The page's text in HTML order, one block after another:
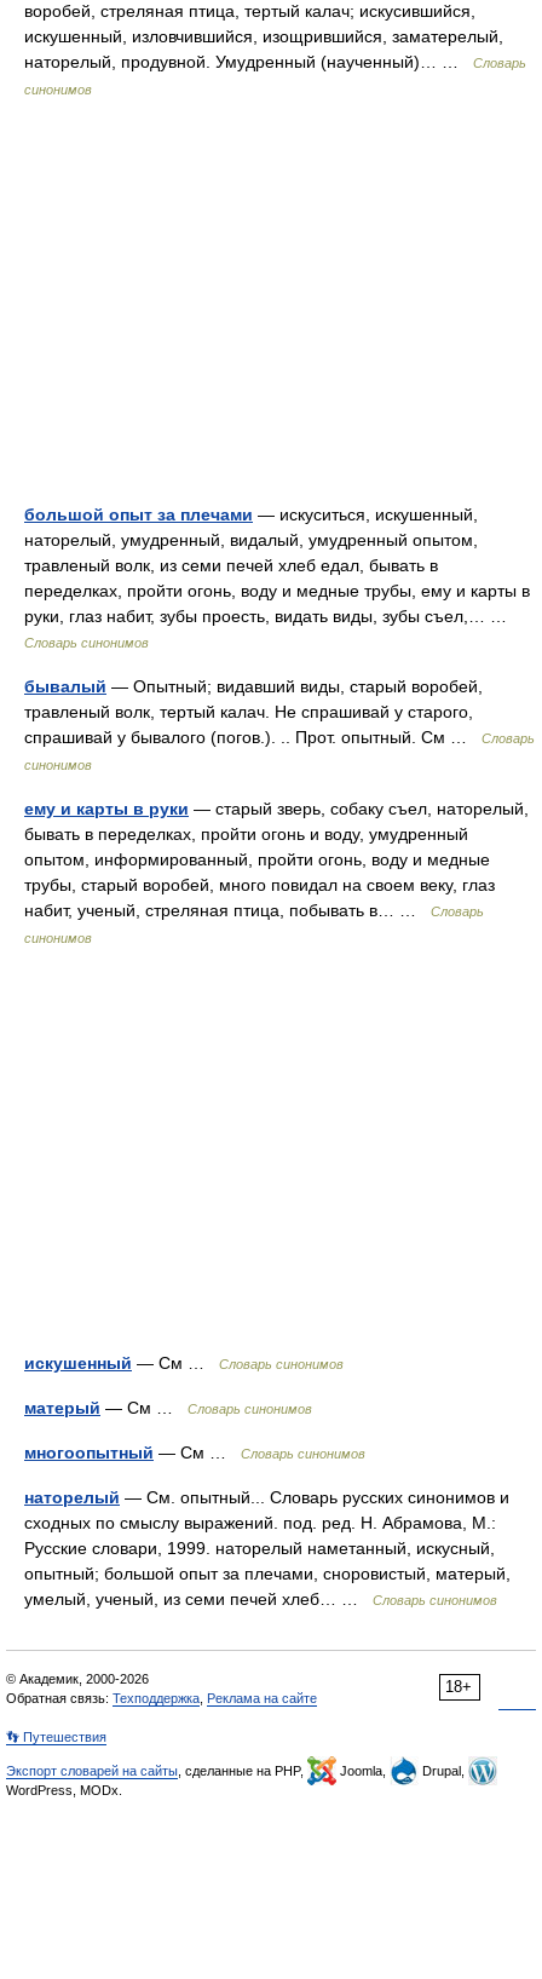
воробей, стреляная птица, тертый калач; искусившийся,
искушенный, изловчившийся, изощрившийся, заматерелый,
наторелый, продувной. Умудренный (наученный)… …
Словарь
синонимов
большой опыт за плечами — искуситься, искушенный,
наторелый, умудренный, видалый, умудренный опытом,
травленый волк, из семи печей хлеб едал, бывать в
переделках, пройти огонь, воду и медные трубы, ему и карты в
руки, глаз набит, зубы проесть, видать виды, зубы съел,… …
Словарь синонимов
бывалый — Опытный; видавший виды, старый воробей,
травленый волк, тертый калач. Не спрашивай у старого,
спрашивай у бывалого (погов.). .. Прот. опытный. См …
Словарь
синонимов
ему и карты в руки — старый зверь, собаку съел, наторелый,
бывать в переделках, пройти огонь и воду, умудренный
опытом, информированный, пройти огонь, воду и медные
трубы, старый воробей, много повидал на своем веку, глаз
набит, ученый, стреляная птица, побывать в… …
Словарь
синонимов
искушенный — См … Словарь синонимов
матерый — См … Словарь синонимов
многоопытный — См … Словарь синонимов
наторелый — См. опытный... Словарь русских синонимов и
сходных по смыслу выражений. под. ред. Н. Абрамова, М.:
Русские словари, 1999. наторелый наметанный, искусный,
опытный; большой опыт за плечами, сноровистый, матерый,
умелый, ученый, из семи печей хлеб… …
Словарь синонимов
18+
© Академик, 2000-2026
Обратная связь: Техподдержка Реклама на сайте
👣 Путешествия
Экспорт словарей на сайты , сделанные на PHP, Joomla,
Drupal,
WordPress, MODx.